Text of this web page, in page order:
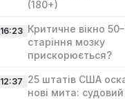
(180+)
16:23 Критичне вікно
старіння мозку
прискорюється?
12:37 25 штатів США
нові мита: